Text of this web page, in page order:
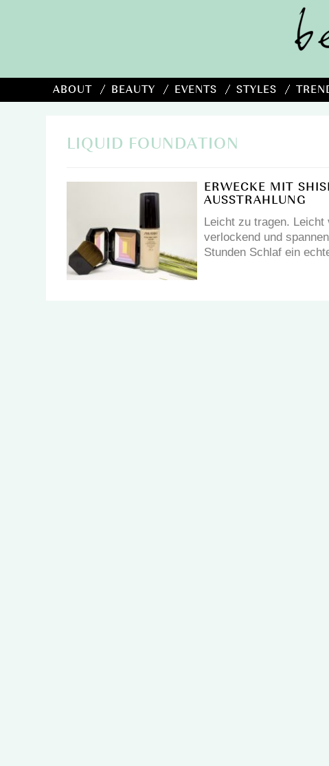
ABOUT BEAUTY EVENTS STYLES
LIQUID FOUNDATION
ERWECKE MIT
AUSSTRAHLUNG
Leicht zu tragen. Leicht
verlockend und
Stunden Schlaf ein